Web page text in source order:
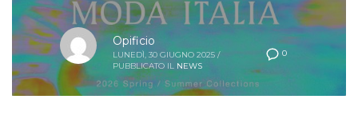
0
Opificio
LUNEDÌ, 30 GIUGNO 2025 /
PUBBLICATO IL NEWS